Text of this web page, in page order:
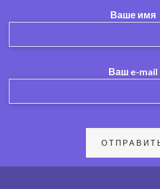
Ваше имя
Ваш e-mail